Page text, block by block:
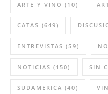
ARTE Y VINO (10)
CATAS (649)
ENTREVISTAS (59)
NOTICIAS (150) SIN
SUDAMERICA (40)